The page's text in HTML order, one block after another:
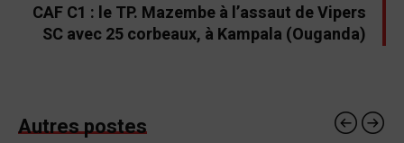
CAF C1 : le TP. Mazembe à l’assaut de Vipers
SC avec 25 corbeaux, à Kampala (Ouganda)
Autres postes